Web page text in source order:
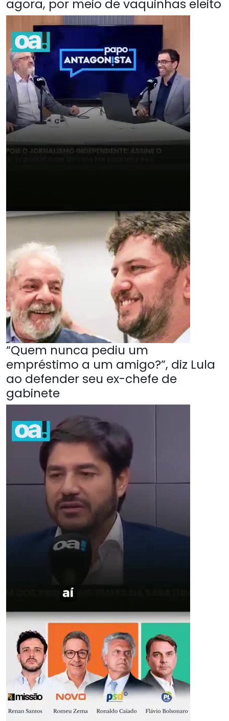
agora, por meio de vaquinhas eleito
“Quem nunca pediu um
empréstimo a um amigo?”, diz Lula
ao defender seu ex-chefe de
gabinete